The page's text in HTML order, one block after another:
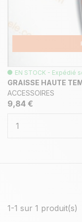
EN STOCK - Expédié
GRAISSE HAUTE
ACCESSOIRES
9,84 €
1-1 sur 1 produit(s)